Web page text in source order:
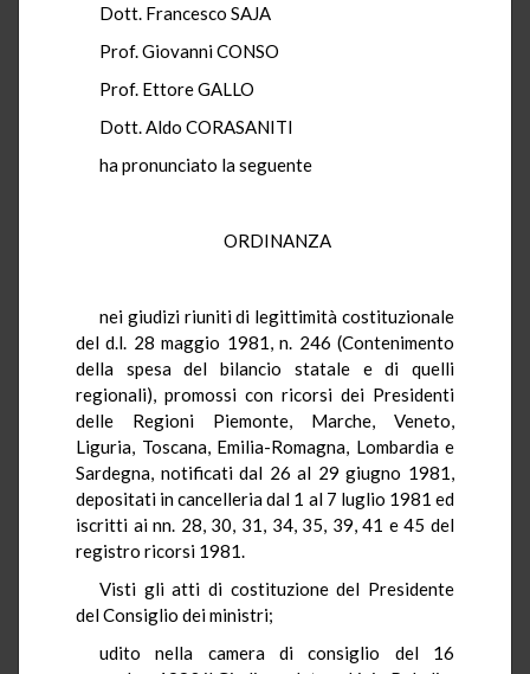
Dott. Francesco SAJA
Prof. Giovanni CONSO
Prof. Ettore GALLO
Dott. Aldo CORASANITI
ha pronunciato la seguente
ORDINANZA
nei giudizi riuniti di legittimità costituzionale
del d.l. 28 maggio 1981, n. 246 (Contenimento
della spesa del bilancio statale e di quelli
regionali), promossi con ricorsi dei Presidenti
delle Regioni Piemonte, Marche, Veneto,
Liguria, Toscana, Emilia-Romagna, Lombardia e
Sardegna, notificati dal 26 al 29 giugno 1981,
depositati in cancelleria dal 1 al 7 luglio 1981 ed
iscritti ai nn. 28, 30, 31, 34, 35, 39, 41 e 45 del
registro ricorsi 1981.
Visti gli atti di costituzione del Presidente
del Consiglio dei ministri;
udito nella camera di consiglio del 16